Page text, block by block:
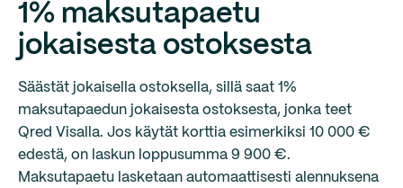
1% maksutapaetu
jokaisesta ostoksesta
Säästät jokaisella ostoksella, sillä saat 1%
maksutapaedun jokaisesta ostoksesta, jonka teet
Qred Visalla. Jos käytät korttia esimerkiksi 10 000 €
edestä, on laskun loppusumma 9 900 €.
Maksutapaetu lasketaan automaattisesti alennuksena